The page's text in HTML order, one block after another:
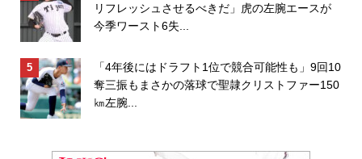
リフレッシュさせるべきだ」虎の左腕エースが
今季ワースト6失...
「4年後にはドラフト1位で競合可能性も」9回10
奪三振もまさかの落球で聖隷クリストファー150
㎞左腕...